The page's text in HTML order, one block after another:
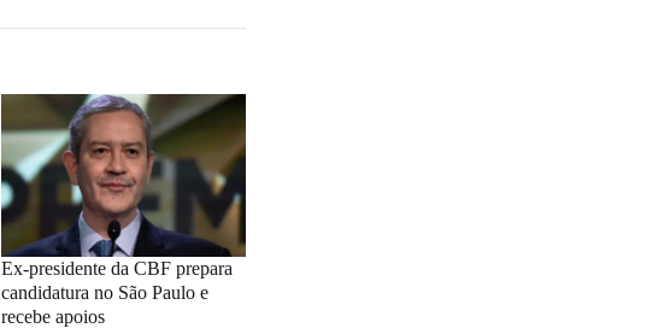
Ex-presidente da CBF prepara
candidatura no São Paulo e
recebe apoios